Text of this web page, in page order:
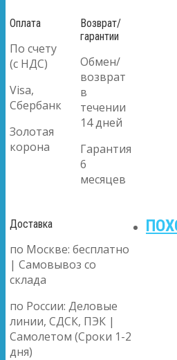
Оплата
По счету
(с НДС)
Visa,
Сбербанк
Золотая
корона
Возврат/
гарантии
Обмен/
возврат
в
течении
14 дней
Гарантия
6
месяцев
Доставка
по Москве: бесплатно
| Самовывоз со
склада
по России: Деловые
линии, СДСК, ПЭК |
Самолетом (Сроки 1-2
дня)